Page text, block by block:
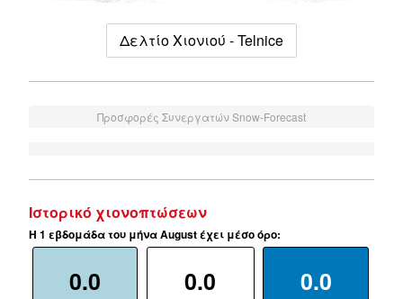
Δελτίο Χιονιού - Telnice
Προσφορές Συνεργατών Snow-Forecast
Ιστορικό χιονοπτώσεων
Η 1 εβδομάδα του μήνα August έχει μέσο όρο:
0.0 0.0 0.0